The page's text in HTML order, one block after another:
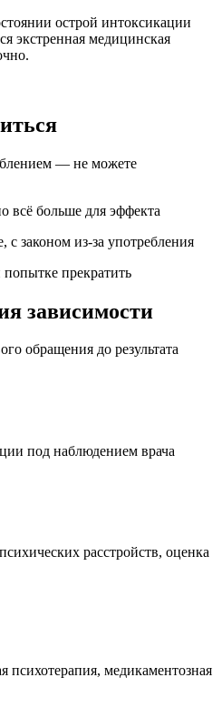
острой интоксикации
экстренная медицинская
— не можете
всё больше для эффекта
законом из-за употребления
прекратить
зависимости
обращения до результата
под наблюдением врача
расстройств, оценка
психотерапия, медикаментозная